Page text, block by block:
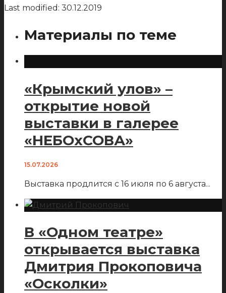
Last modified: 30.12.2019
Материалы по теме
«Крымский улов» –
открытие новой
выставки в галерее
«НЕБОхСОВА»
15.07.2026
Выставка продлится с 16 июля по 6 августа...
В «Одном театре»
открывается выставка
Дмитрия Прокоповича
«Осколки»